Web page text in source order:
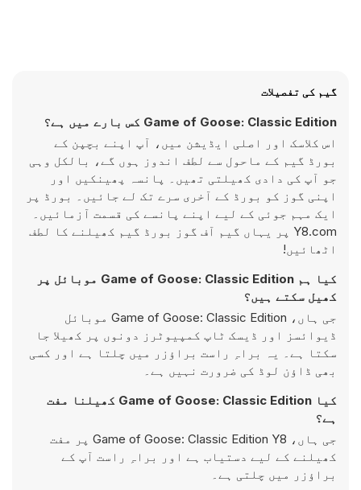
گیم کی تفصیلات
Game of Goose: Classic Edition کس بارے میں ہے؟
اس کلاسک اور اصلی ایڈیشن میں، آپ اپنے بچپن کے
بورڈ گیم کے ماحول سے لطف اندوز ہوں گے، بالکل وہی
جو آپ کی دادی کھیلتی تھیں۔ پانسہ پھینکیں اور
اپنی گوز کو بورڈ کے آخری سرے تک لے جائیں۔ بورڈ پر
ایک مہم جوئی کے لیے اپنے پانسے کی قسمت آزمائیں۔
Y8.com پر یہاں گیم آف گوز بورڈ گیم کھیلنے کا لطف
اٹھائیں!
کیا ہم Game of Goose: Classic Edition موبائل پر
کھیل سکتے ہیں؟
جی ہاں، Game of Goose: Classic Edition موبائل
ڈیوائسز اور ڈیسک ٹاپ کمپیوٹرز دونوں پر کھیلا جا
سکتا ہے۔ یہ براہِ راست براؤزر میں چلتا ہے اور کسی
بھی ڈاؤن لوڈ کی ضرورت نہیں ہے۔
کیا Game of Goose: Classic Edition کھیلنا مفت
ہے؟
جی ہاں، Game of Goose: Classic Edition Y8 پر مفت
کھیلنے کے لیے دستیاب ہے اور براہِ راست آپ کے
براؤزر میں چلتی ہے۔